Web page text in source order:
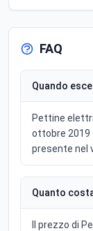
FAQ
Quando
Pettine
ottobre 2019
presente nel
Quanto
Il prezzo di